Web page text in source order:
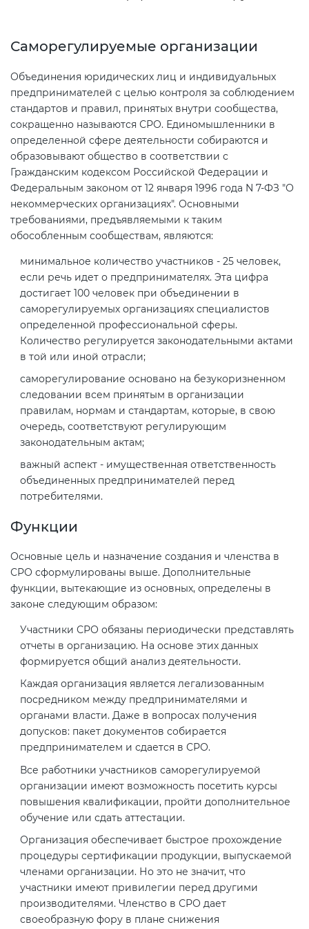
Саморегулируемые организации
Объединения юридических лиц и индивидуальных
предпринимателей с целью контроля за соблюдением
стандартов и правил, принятых внутри сообщества,
сокращенно называются СРО. Единомышленники в
определенной сфере деятельности собираются и
образовывают общество в соответствии с
Гражданским кодексом Российской Федерации и
Федеральным законом от 12 января 1996 года N 7-ФЗ "О
некоммерческих организациях". Основными
требованиями, предъявляемыми к таким
обособленным сообществам, являются:
минимальное количество участников - 25 человек,
если речь идет о предпринимателях. Эта цифра
достигает 100 человек при объединении в
саморегулируемых организациях специалистов
определенной профессиональной сферы.
Количество регулируется законодательными актами
в той или иной отрасли;
саморегулирование основано на безукоризненном
следовании всем принятым в организации
правилам, нормам и стандартам, которые, в свою
очередь, соответствуют регулирующим
законодательным актам;
важный аспект - имущественная ответственность
объединенных предпринимателей перед
потребителями.
Функции
Основные цель и назначение создания и членства в
СРО сформулированы выше. Дополнительные
функции, вытекающие из основных, определены в
законе следующим образом:
Участники СРО обязаны периодически представлять
отчеты в организацию. На основе этих данных
формируется общий анализ деятельности.
Каждая организация является легализованным
посредником между предпринимателями и
органами власти. Даже в вопросах получения
допусков: пакет документов собирается
предпринимателем и сдается в СРО.
Все работники участников саморегулируемой
организации имеют возможность посетить курсы
повышения квалификации, пройти дополнительное
обучение или сдать аттестации.
Организация обеспечивает быстрое прохождение
процедуры сертификации продукции, выпускаемой
членами организации. Но это не значит, что
участники имеют привилегии перед другими
производителями. Членство в СРО дает
своеобразную фору в плане снижения
Сертификация спортивных
товаров
Сертификация электротехники
Сертификация ресурсов
Остальное
БАДы
Декларирование косметики (ТР
ТС 009)
Декларирование оборудования
по схеме 5Д (ТР ТС 010)
Декларирование пищевой
продукции (ТР ТС 021)
продукции (ТР ЕАЭС 047)
Декларирование
электромагнитной
совместимости (ТР ТС 020)
Сертификация детских товаров
(ТР ТС 007)
Сертификация товаров легкой
Сертификация промышленного
Сертификация средств
индивидуальной защиты (ТР ТС
019)
Действующие технические